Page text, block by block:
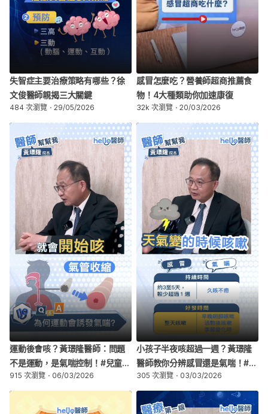
失智症主要治療策略有哪些？徐
文俊醫師親揭三大關鍵
484 次瀏覽 29/05/2026
感冒怎麼吃？營養師超商推薦食
物！4大種類助你加速康復
32k 次瀏覽 20/03/2026
運動後會咳？黃璟隆醫師：問題
不是運動，是氣喘控制！#兒童風
濕免疫 #兒科權威 #黃璟隆 #醫師
幫幫我 #氣喘 醫師
915 次瀏覽 06/03/2026
小孩子半夜咳超過一週？黃璟隆
醫師教你分辨感冒還是氣喘！#兒
童風濕免疫 #兒科權威 #黃璟隆 #
醫師幫幫我 #氣喘 醫師
305 次瀏覽 03/03/2026